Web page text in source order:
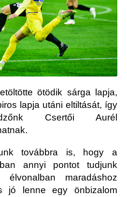
ötödik sárga lapja,
lapja utáni eltiltását, így
Csertői Aurél
továbbra is, hogy a
annyi pontot tudjunk
maradáshoz
jó lenne egy önbizalom